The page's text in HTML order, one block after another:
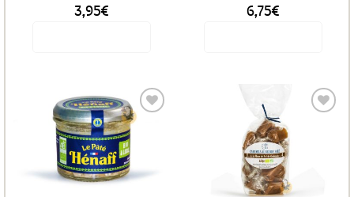
3,95€ 6,75€
favoris